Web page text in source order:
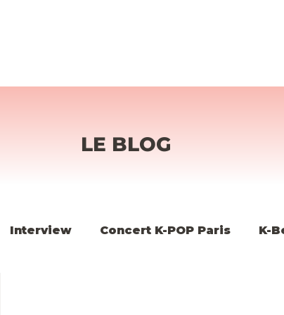
LE BLOG
Interview Concert K-POP Paris K-